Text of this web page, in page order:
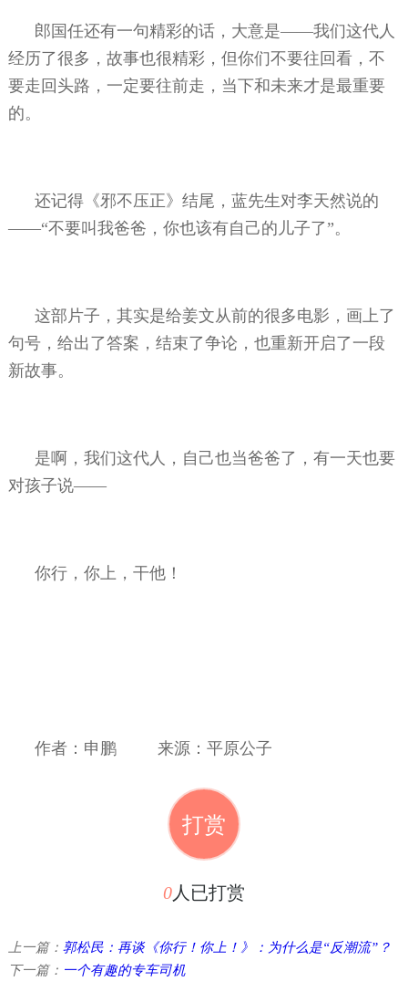
郎国任还有一句精彩的话，大意是——我们这代人
经历了很多，故事也很精彩，但你们不要往回看，不
要走回头路，一定要往前走，当下和未来才是最重要
的。
还记得《邪不压正》结尾，蓝先生对李天然说的
——“不要叫我爸爸，你也该有自己的儿子了”。
这部片子，其实是给姜文从前的很多电影，画上了
句号，给出了答案，结束了争论，也重新开启了一段
新故事。
是啊，我们这代人，自己也当爸爸了，有一天也要
对孩子说——
你行，你上，干他！
作者：申鹏 来源：平原公子
打赏
0人已打赏
上一篇： 郭松民：再谈《你行！你上！》：为什么是“反潮流”？
下一篇： 一个有趣的专车司机